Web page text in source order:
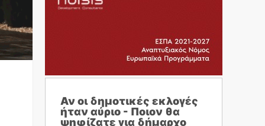
Αν οι δημοτικές εκλογές
ήταν αύριο - Ποιον θα
ψηφίζατε για δήμαρχο